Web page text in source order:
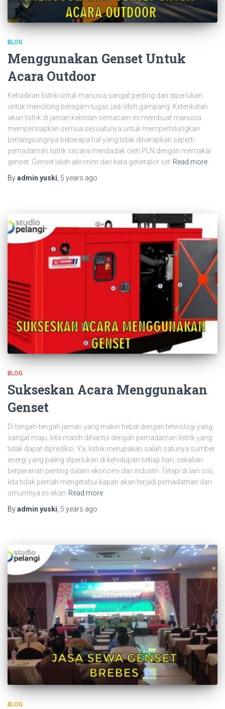
BLOG
Menggunakan Genset Untuk
Acara Outdoor
Kehadiran listrik untuk manusia sangat penting dan diperlukan
untuk menolong beragam tugas jadi lebih gampang. Keterikatan
akan listrik di jaman kekinian semacam ini membuat manusia
mempersiapkan semua sesuatunya untuk memperhitungkan
berlangsungnya beberapa hal yang tidak diharapkan seperti
pemadaman listrik secara mendadak oleh PLN dengan memakai
genset. Genset ialah akronim dari kata generator set Read more
Byadmin yuski, 5 years ago
BLOG
Sukseskan Acara Menggunakan
Genset
Di tengah-tengah jaman yang makin hebat dengan tehnologi yang
sangat maju, kita masih dihantui dengan pemadaman listrik yang
tidak dapat diprediksi. Ya, listrik merupakan salah satunya sumber
energi yang paling diperlukan di kehidupan setiap hari, sekalian
berperanan penting dalam ekonomi dan industri. Tetapi di lain sisi,
kita tidak pernah mengetahui kapan akan terjadi pemadaman dan
umumnya ini akan Read more
Byadmin yuski 5 years ago
BLOG